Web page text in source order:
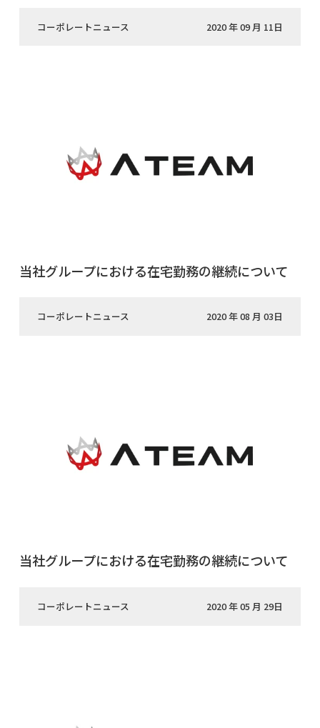
コーポレートニュース 2020 年 09 月 11日
当社グループにおける在宅勤務の継続について
コーポレートニュース 2020 年 08 月 03日
当社グループにおける在宅勤務の継続について
コーポレートニュース 2020 年 05 月 29日